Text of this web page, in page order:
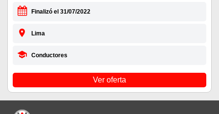
Finalizó el 31/07/2022
Lima
Conductores
Ver oferta